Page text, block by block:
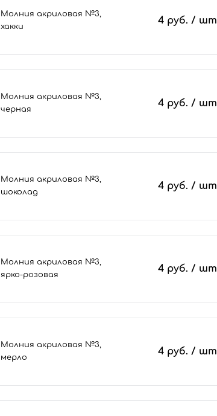
Молния акриловая №3,
хакки
4 руб. / шт
Молния акриловая №3,
черная
4 руб. / шт
Молния акриловая №3,
шоколад
4 руб. / шт
Молния акриловая №3,
ярко-розовая
4 руб. / шт
Молния акриловая №3,
мерло
4 руб. / шт